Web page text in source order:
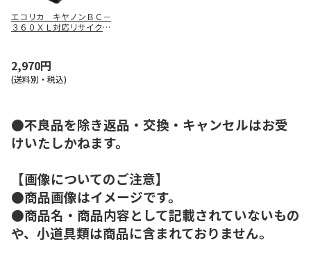
エコリカ キヤノンＢＣ－
３６０ＸＬ対応リサイクル
2,970円
(送料別・税込)
●不良品を除き返品・交換・キャンセルはお受
けいたしかねます。
【画像についてのご注意】
●商品画像はイメージです。
●商品名・商品内容として記載されていないもの
や、小道具類は商品に含まれておりません。